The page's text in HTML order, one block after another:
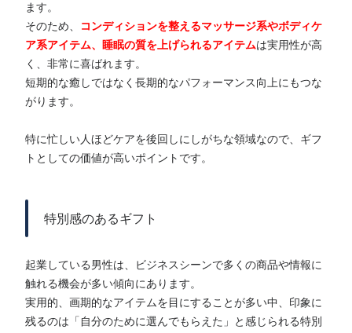
ます。
そのため、
コンディションを整えるマッサージ系やボディケ
ア系アイテム、睡眠の質を上げられるアイテムは実用性が高
く、非常に喜ばれます。
短期的な癒しではなく長期的なパフォーマンス向上にもつな
がります。
特に忙しい人ほどケアを後回しにしがちな領域なので、ギフ
トとしての価値が高いポイントです。
特別感のあるギフト
起業している男性は、ビジネスシーンで多くの商品や情報に
触れる機会が多い傾向にあります。
実用的、画期的なアイテムを目にすることが多い中、印象に
残るのは「自分のために選んでもらえた」と感じられる特別